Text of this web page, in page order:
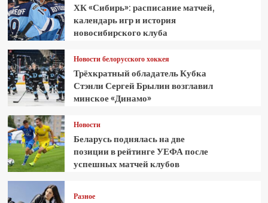
ХК «Сибирь»: расписание матчей,
календарь игр и история
новосибирского клуба
Новости белорусского хоккея
Трёхкратный обладатель Кубка
Стэнли Сергей Брылин возглавил
минское «Динамо»
Новости
Беларусь поднялась на две
позиции в рейтинге УЕФА после
успешных матчей клубов
Разное